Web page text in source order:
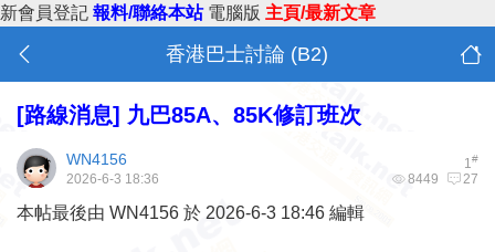
新會員登記 報料/聯絡本站 電腦版 主頁/最新文章
香港巴士討論 (B2)
[路線消息] 九巴85A、85K修訂班次
1#
WN4156
8449 27
2026-6-3 18:36
本帖最後由 WN4156 於 2026-6-3 18:46 編輯